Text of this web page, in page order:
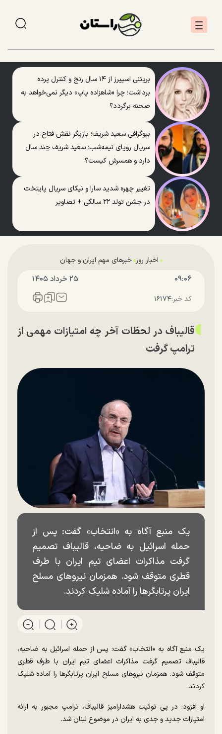
بریتنی اسپیرز از ۱۴ سال رنج و کنترل پرده
برداشت؛ چرا «شاهزاده پاپ» دیگر نمی‌خواهد به
صحنه برگردد؟
بیوگرافی سعید شریف؛ بازیگر نقش فتاح در
سریال رویای نیمه‌شب؛ سعید شریف چند سال
دارد و همسرش کیست؟
تغییر چهره شدید سارا و نیکای سریال پایتخت
در جشن تولد ۲۲ سالگی + تصاویر
اخبار روز خبرهای مهم ایران و جهان
۰۹:۰۶ ۲۵ خرداد ۱۴۰۵
کد خبر:۱۶۱۷۴
قالیباف در لحظات آخر چه امتیازات مهمی از
ترامپ گرفت
یک منبع آگاه به «انتخاب» گفت: پس از
حمله اسرائیل به ضاحیه، قالیباف تصمیم
گرفت مذاکرات اعضای تیم ایران با طرف
قطری متوقف شود. همزمان نیرو‌های مسلح
ایران پرتابگر‌ها را آماده شلیک کردند.
یک منبع آگاه به «انتخاب» گفت: پس از حمله اسرائیل به ضاحیه،
قالیباف تصمیم گرفت مذاکرات اعضای تیم ایران با طرف قطری
متوقف شود. همزمان نیرو‌های مسلح ایران پرتابگر‌ها را آماده شلیک
کردند.
او افزود: در پی توئیت هشدارامیز قالیباف، ترامپ مجبور به ارائه
امتیازات جدید و جدی به ایران در موضوع لبنان شد.